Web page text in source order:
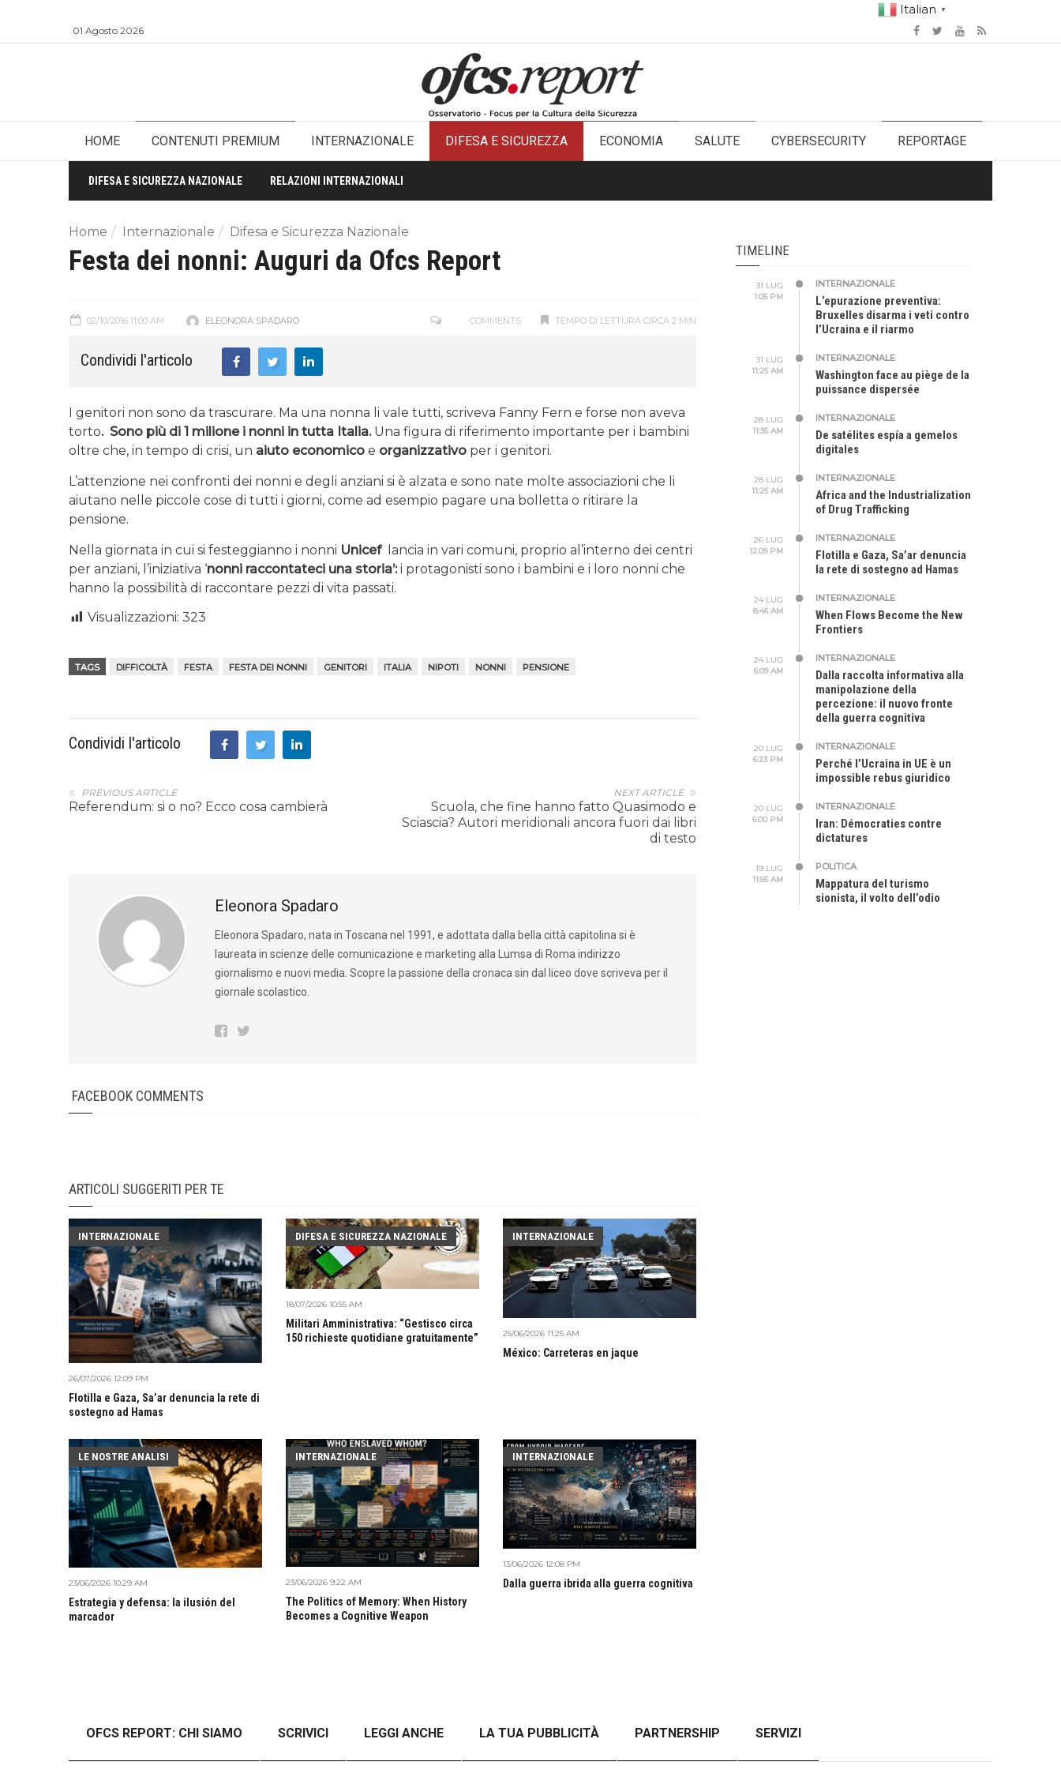
Italian ▼
01 Agosto 2026
HOME CONTENUTI PREMIUM INTERNAZIONALE DIFESA E SICUREZZA ECONOMIA SALUTE CYBERSECURITY REPORTAGE
DIFESA E SICUREZZA NAZIONALE RELAZIONI INTERNAZIONALI
Home Internazionale Difesa e Sicurezza Nazionale
Festa dei nonni: Auguri da Ofcs Report
02/10/2016 11:00 AM ELEONORA SPADARO TEMPO DI LETTURA CIRCA 2 MIN
COMMENTS
Condividi l'articolo
I genitori non sono da trascurare. Ma una nonna li vale tutti, scriveva Fanny Fern e forse non aveva
torto. Sono più di 1 milione i nonni in tutta Italia. Una figura di riferimento importante per i bambini
oltre che, in tempo di crisi, un aiuto economico e organizzativo per i genitori.
L’attenzione nei confronti dei nonni e degli anziani si è alzata e sono nate molte associazioni che li
aiutano nelle piccole cose di tutti i giorni, come ad esempio pagare una bolletta o ritirare la
pensione.
Nella giornata in cui si festeggianno i nonni Uniceflancia in vari comuni, proprio al’interno dei centri
per anziani, l’iniziativa ‘nonni raccontateci una storia’:i protagonisti sono i bambini e i loro nonni che
hanno la possibilità di raccontare pezzi di vita passati.
Visualizzazioni: 323
TAGS DIFFICOLTÀ FESTA FESTA DEI NONNI GENITORI ITALIA NIPOTI NONNI PENSIONE
Condividi l'articolo
NEXT ARTICLE
Scuola, che fine hanno fatto Quasimodo e
Sciascia? Autori meridionali ancora fuori dai libri
di testo
PREVIOUS ARTICLE
Referendum: si o no? Ecco cosa cambierà
Eleonora Spadaro
Eleonora Spadaro, nata in Toscana nel 1991, e adottata dalla bella città capitolina si è
laureata in scienze delle comunicazione e marketing alla Lumsa di Roma indirizzo
giornalismo e nuovi media. Scopre la passione della cronaca sin dal liceo dove scriveva per il
giornale scolastico.
FACEBOOK COMMENTS
ARTICOLI SUGGERITI PER TE
INTERNAZIONALE
26/07/2026 12:09 PM
Flotilla e Gaza, Sa’ar denuncia la rete di
sostegno ad Hamas
DIFESA E SICUREZZA NAZIONALE
18/07/2026 10:55 AM
Militari Amministrativa: “Gestisco circa
150 richieste quotidiane gratuitamente”
INTERNAZIONALE
25/06/2026 11:25 AM
México: Carreteras en jaque
LE NOSTRE ANALISI
23/06/2026 10:29 AM
Estrategia y defensa: la ilusión del
marcador
INTERNAZIONALE
23/06/2026 9:22 AM
The Politics of Memory: When History
Becomes a Cognitive Weapon
INTERNAZIONALE
13/06/2026 12:08 PM
Dalla guerra ibrida alla guerra cognitiva
TIMELINE
31 LUG
1:05 PM
INTERNAZIONALE
L’epurazione preventiva:
Bruxelles disarma i veti contro
l’Ucraina e il riarmo
31 LUG
11:25 AM
INTERNAZIONALE
Washington face au piège de la
puissance dispersée
28 LUG
11:35 AM
INTERNAZIONALE
De satélites espía a gemelos
digitales
28 LUG
11:25 AM
INTERNAZIONALE
Africa and the Industrialization
of Drug Trafficking
26 LUG
12:09 PM
INTERNAZIONALE
Flotilla e Gaza, Sa’ar denuncia
la rete di sostegno ad Hamas
24 LUG
8:46 AM
INTERNAZIONALE
When Flows Become the New
Frontiers
24 LUG
6:09 AM
INTERNAZIONALE
Dalla raccolta informativa alla
manipolazione della
percezione: il nuovo fronte
della guerra cognitiva
20 LUG
6:23 PM
INTERNAZIONALE
Perché l’Ucraina in UE è un
impossible rebus giuridico
20 LUG
6:00 PM
INTERNAZIONALE
Iran: Démocraties contre
dictatures
19 LUG
11:55 AM
POLITICA
Mappatura del turismo
sionista, il volto dell’odio
OFCS REPORT: CHI SIAMO SCRIVICI LEGGI ANCHE LA TUA PUBBLICITÀ PARTNERSHIP SERVIZI